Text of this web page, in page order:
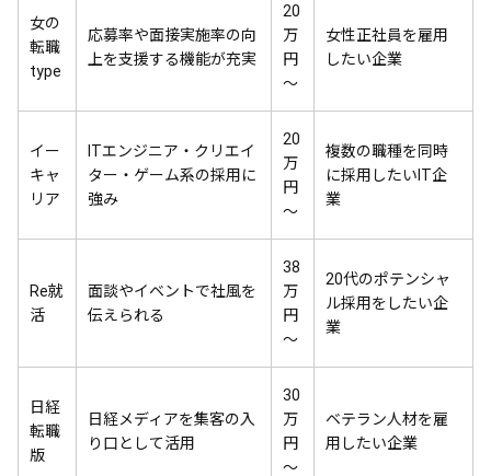
女の
転職
type
応募率や面接実施率の向
上を支援する機能が充実
20
万
円
〜
女性正社員を雇用
したい企業
イー
キャ
リア
ITエンジニア・クリエイ
ター・ゲーム系の採用に
強み
20
万
円
〜
複数の職種を同時
に採用したいIT企
業
Re就
活
面談やイベントで社風を
伝えられる
38
万
円
〜
20代のポテンシャ
ル採用をしたい企
業
日経
転職
版
日経メディアを集客の入
り口として活用
30
万
円
〜
ベテラン人材を雇
用したい企業